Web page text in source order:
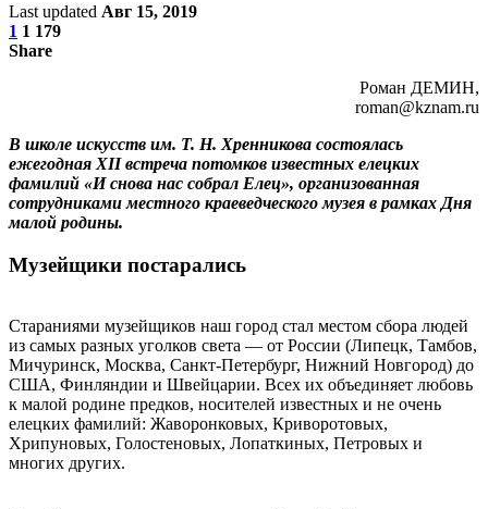
Last updated Авг 15, 2019
1 1 179
Share
Роман ДЕМИН,
roman@kznam.ru
В школе искусств им. Т. Н. Хренникова состоялась
ежегодная ХII встреча потомков известных елецких
фамилий «И снова нас собрал Елец», организованная
сотрудниками местного краеведческого музея в рамках Дня
малой родины.
Музейщики постарались
Стараниями музейщиков наш город стал местом сбора людей
из самых разных уголков света — от России (Липецк, Тамбов,
Мичуринск, Москва, Санкт-Петербург, Нижний Новгород) до
США, Финляндии и Швейцарии. Всех их объединяет любовь
к малой родине предков, носителей известных и не очень
елецких фамилий: Жаворонковых, Криворотовых,
Хрипуновых, Голостеновых, Лопаткиных, Петровых и
многих других.